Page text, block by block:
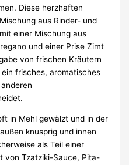
Diese herzhaften
aus Rinder- und
einer Mischung aus
und einer Prise Zimt
von frischen Kräutern
frisches, aromatisches
in Mehl gewälzt und in der
knusprig und innen
als Teil einer
von Tzatziki-Sauce, Pita-